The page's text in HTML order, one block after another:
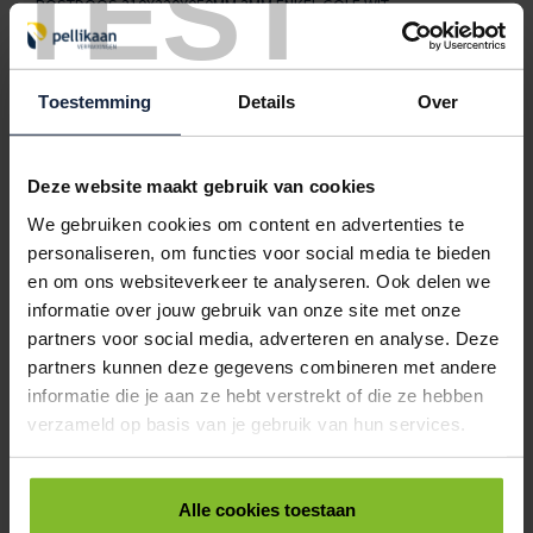
Toestemming Details Over
Deze website maakt gebruik van cookies
We gebruiken cookies om content en advertenties te
personaliseren, om functies voor social media te bieden
en om ons websiteverkeer te analyseren. Ook delen we
informatie over jouw gebruik van onze site met onze
partners voor social media, adverteren en analyse. Deze
partners kunnen deze gegevens combineren met andere
informatie die je aan ze hebt verstrekt of die ze hebben
verzameld op basis van je gebruik van hun services.
Alle cookies toestaan
POSTDOOS 310X220X050MM 3MM ENKEL GOLF WIT
< 100
100
500
€1,27
€1,13 €1,01 €0,92
6012530
€1,34
€1,23 €1,13 €1,07
6012535 €0,00
POSTDOOS 390X300X070MM 3MM ENKEL GOLF WIT
< 100
100 250
500
€1,60
€1,40 €1,27 €1,14